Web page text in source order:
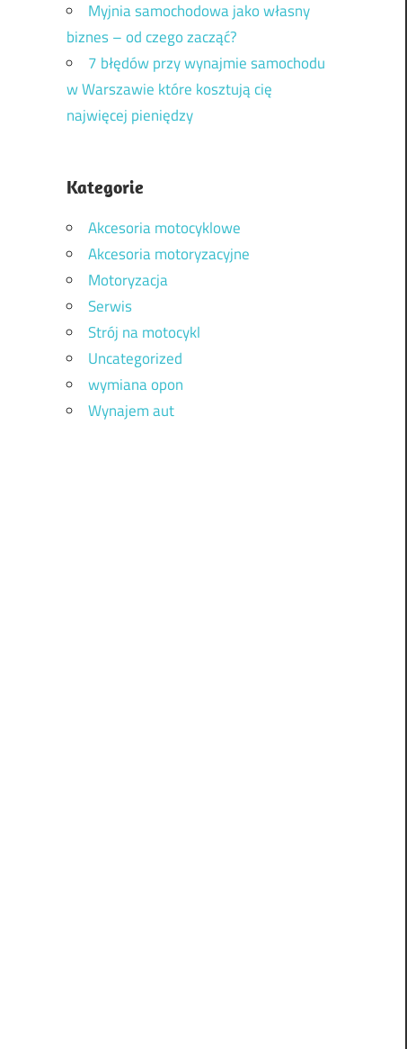
Myjnia samochodowa jako własny
biznes – od czego zacząć?
7 błędów przy wynajmie samochodu
w Warszawie które kosztują cię
najwięcej pieniędzy
Kategorie
Akcesoria motocyklowe
Akcesoria motoryzacyjne
Motoryzacja
Serwis
Strój na motocykl
Uncategorized
wymiana opon
Wynajem aut